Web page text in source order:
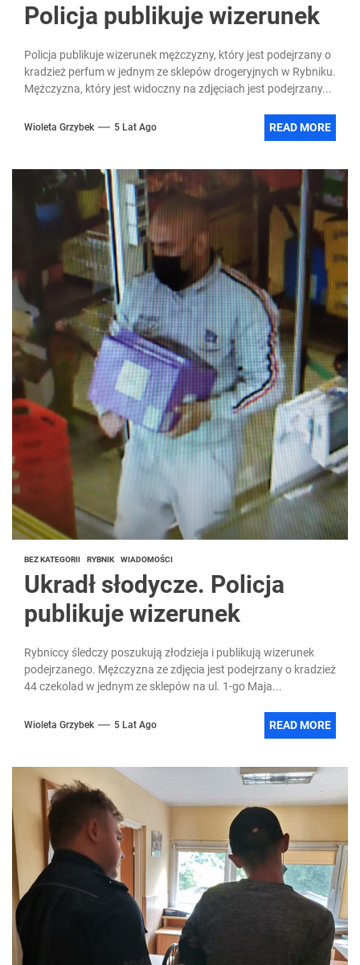
Policja publikuje wizerunek
Policja publikuje wizerunek mężczyzny, który jest podejrzany o
kradzież perfum w jednym ze sklepów drogeryjnych w Rybniku.
Mężczyzna, który jest widoczny na zdjęciach jest podejrzany...
Wioleta Grzybek 5 Lat Ago READ MORE
BEZ KATEGORII RYBNIK WIADOMOŚCI
Ukradł słodycze. Policja
publikuje wizerunek
Rybniccy śledczy poszukują złodzieja i publikują wizerunek
podejrzanego. Mężczyzna ze zdjęcia jest podejrzany o kradzież
44 czekolad w jednym ze sklepów na ul. 1-go Maja...
Wioleta Grzybek 5 Lat Ago READ MORE